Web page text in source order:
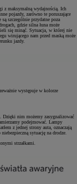
z maksymalną wydajnością. Ich
pojazdy, zarówno te poruszające
szczególnie przydatne poza
gdzie silna łuna może
się minąć. Sytuacja, w której nie
wirującego nam przed maską może
jazdy.
występuje w kolorze
Dzięki nim możemy zasygnalizować
podejmować. Lampy
z jednej strony auta, oznaczają
sytuację na drodze.
strzałkami.